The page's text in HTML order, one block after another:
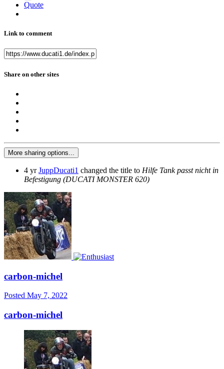
Quote
Link to comment
Share on other sites
More sharing options...
4 yr JuppDucati1 changed the title to Hilfe Tank passt nicht in
Befestigung (DUCATI MONSTER 620)
carbon-michel
Posted May 7, 2022
carbon-michel